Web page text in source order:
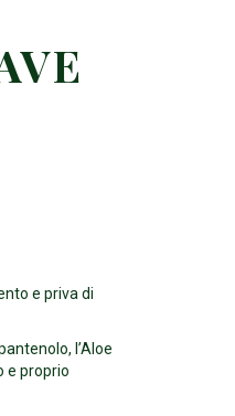
e priva di
l’Aloe
e proprio